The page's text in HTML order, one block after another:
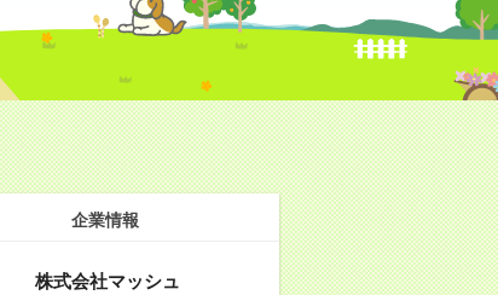
企業情報
株式会社マッシュ